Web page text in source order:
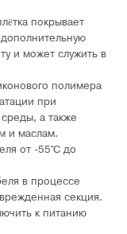
покрывает
и может служить в
полимера
при
а также
и маслам.
от -55°C до
в процессе
секция.
к питанию